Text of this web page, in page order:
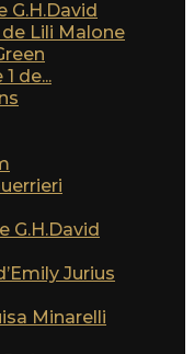
G.H.David
Lili Malone
de...
G.H.David
Jurius
Minarelli